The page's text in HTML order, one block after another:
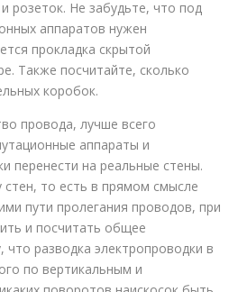
розеток. Не забудьте, что под
аппаратов нужен
прокладка скрытой
Также посчитайте, сколько
коробок.
провода, лучше всего
аппараты и
перенести на реальные стены.
то есть в прямом смысле
пути пролегания проводов, при
и посчитать общее
разводка электропроводки в
по вертикальным и